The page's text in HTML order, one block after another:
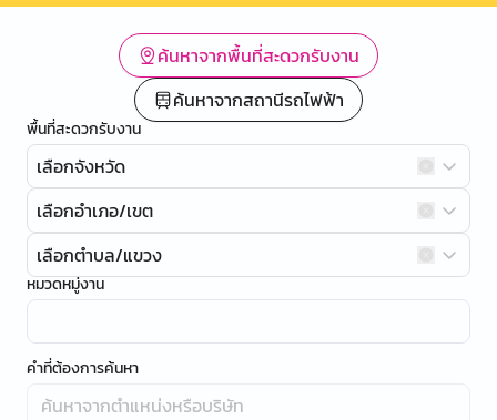
ค้นหาจากพื้นที่สะดวกรับงาน
ค้นหาจากสถานีรถไฟฟ้า
พื้นที่สะดวกรับงาน
เลือกจังหวัด
เลือกอำเภอ/เขต
เลือกตำบล/แขวง
หมวดหมู่งาน
คำที่ต้องการค้นหา